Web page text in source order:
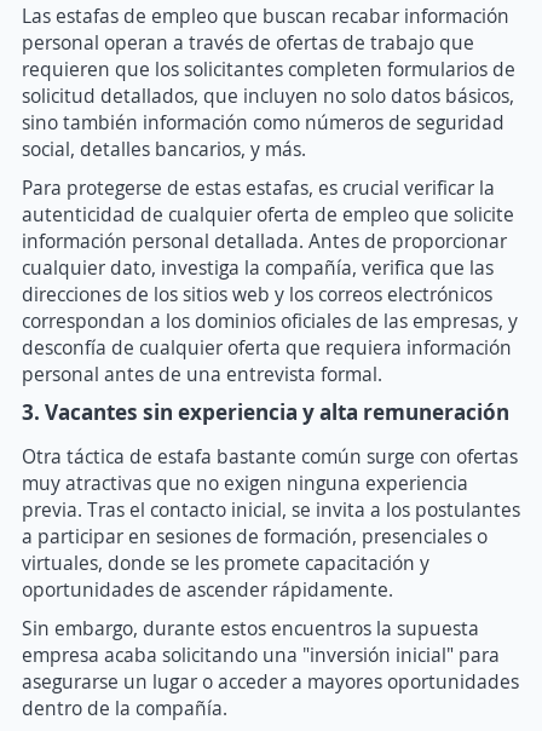
Las estafas de empleo que buscan recabar información
personal operan a través de ofertas de trabajo que
requieren que los solicitantes completen formularios de
solicitud detallados, que incluyen no solo datos básicos,
sino también información como números de seguridad
social, detalles bancarios, y más.
Para protegerse de estas estafas, es crucial verificar la
autenticidad de cualquier oferta de empleo que solicite
información personal detallada. Antes de proporcionar
cualquier dato, investiga la compañía, verifica que las
direcciones de los sitios web y los correos electrónicos
correspondan a los dominios oficiales de las empresas, y
desconfía de cualquier oferta que requiera información
personal antes de una entrevista formal.
3. Vacantes sin experiencia y alta remuneración
Otra táctica de estafa bastante común surge con ofertas
muy atractivas que no exigen ninguna experiencia
previa. Tras el contacto inicial, se invita a los postulantes
a participar en sesiones de formación, presenciales o
virtuales, donde se les promete capacitación y
oportunidades de ascender rápidamente.
Sin embargo, durante estos encuentros la supuesta
empresa acaba solicitando una "inversión inicial" para
asegurarse un lugar o acceder a mayores oportunidades
dentro de la compañía.